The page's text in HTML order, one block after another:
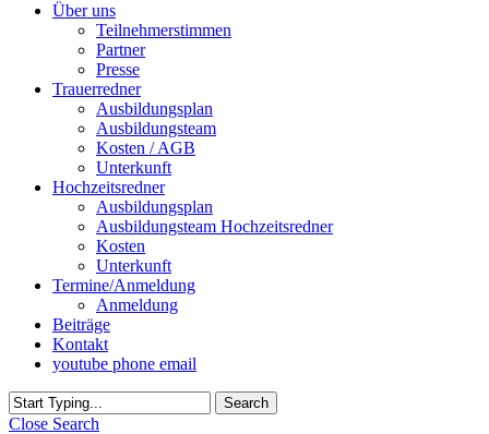
Über uns
Teilnehmerstimmen
Partner
Presse
Trauerredner
Ausbildungsplan
Ausbildungsteam
Kosten / AGB
Unterkunft
Hochzeitsredner
Ausbildungsplan
Ausbildungsteam Hochzeitsredner
Kosten
Unterkunft
Termine/Anmeldung
Anmeldung
Beiträge
Kontakt
youtube phone email
Search
Close Search